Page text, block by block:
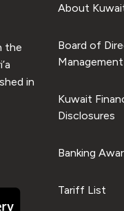
the
in
About
Board of
Management
Kuwait
Disclosures
Banking
Tariff List